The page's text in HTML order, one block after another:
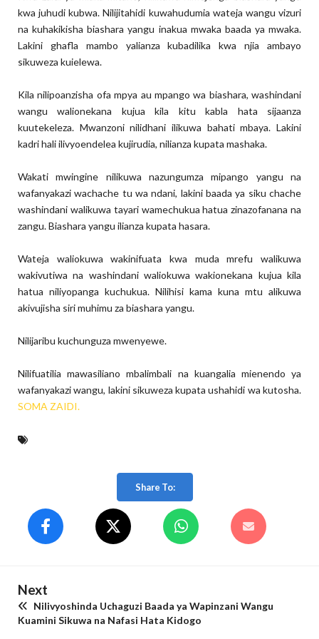
kwa juhudi kubwa. Nilijitahidi kuwahudumia wateja wangu vizuri
na kuhakikisha biashara yangu inakua mwaka baada ya mwaka.
Lakini ghafla mambo yalianza kubadilika kwa njia ambayo
sikuweza kuielewa.
Kila nilipoanzisha ofa mpya au mpango wa biashara, washindani
wangu walionekana kujua kila kitu kabla hata sijaanza
kuutekeleza. Mwanzoni nilidhani ilikuwa bahati mbaya. Lakini
kadri hali ilivyoendelea kujirudia, nilianza kupata mashaka.
Wakati mwingine nilikuwa nazungumza mipango yangu na
wafanyakazi wachache tu wa ndani, lakini baada ya siku chache
washindani walikuwa tayari wamechukua hatua zinazofanana na
zangu. Biashara yangu ilianza kupata hasara.
Wateja waliokuwa wakinifuata kwa muda mrefu walikuwa
wakivutiwa na washindani waliokuwa wakionekana kujua kila
hatua niliyopanga kuchukua. Nilihisi kama kuna mtu alikuwa
akivujisha siri muhimu za biashara yangu.
Nilijaribu kuchunguza mwenyewe.
Nilifuatilia mawasiliano mbalimbali na kuangalia mienendo ya
wafanyakazi wangu, lakini sikuweza kupata ushahidi wa kutosha.
SOMA ZAIDI.
Share To:
Next
Nilivyoshinda Uchaguzi Baada ya Wapinzani Wangu
Kuamini Sikuwa na Nafasi Hata Kidogo